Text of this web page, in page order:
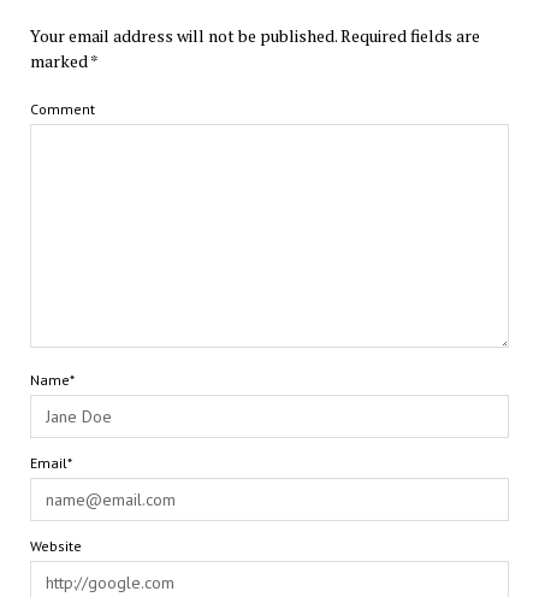
Your email address will not be published.Required fields are
marked *
Comment
Name*
Email*
Website